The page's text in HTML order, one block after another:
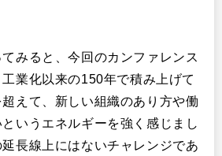
みると、今回のカンファレンス
業化以来の150年で積み上げて
えて、新しい組織のあり方や働
いうエネルギーを強く感じまし
長線上にはないチャレンジであ